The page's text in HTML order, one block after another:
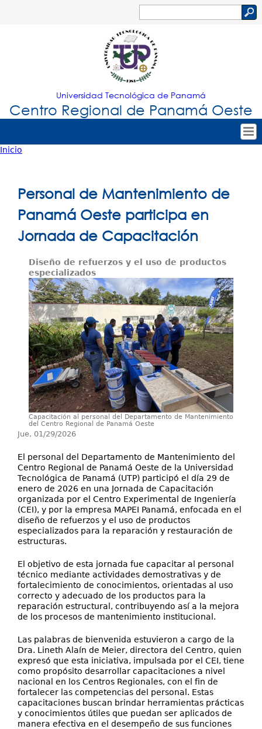
Jump to navigation
de
búsqueda
Universidad Tecnológica de Panamá
Centro Regional de Panamá Oeste
Tropical
Principal
Admisión
Oferta Académica
Estudiantes
Investigación
Servicios
está
aquí
Inicio
Personal de Mantenimiento de
Panamá Oeste participa en
Jornada de Capacitación
Diseño de refuerzos y el uso de productos
especializados
Capacitación al personal del Departamento de Mantenimiento
del Centro Regional de Panamá Oeste
Jue, 01/29/2026
El personal del Departamento de Mantenimiento del
Centro Regional de Panamá Oeste de la Universidad
Tecnológica de Panamá (UTP) participó el día 29 de
enero de 2026 en una Jornada de Capacitación
organizada por el Centro Experimental de Ingeniería
(CEI), y por la empresa MAPEI Panamá, enfocada en el
diseño de refuerzos y el uso de productos
especializados para la reparación y restauración de
estructuras.
El objetivo de esta jornada fue capacitar al personal
técnico mediante actividades demostrativas y de
fortalecimiento de conocimientos, orientadas al uso
correcto y adecuado de los productos para la
reparación estructural, contribuyendo así a la mejora
de los procesos de mantenimiento institucional.
Las palabras de bienvenida estuvieron a cargo de la
Dra. Lineth Alaín de Meier, directora del Centro, quien
expresó que esta iniciativa, impulsada por el CEI, tiene
como propósito desarrollar capacitaciones a nivel
nacional en los Centros Regionales, con el fin de
fortalecer las competencias del personal. Estas
capacitaciones buscan brindar herramientas prácticas
y conocimientos útiles que puedan ser aplicados de
manera efectiva en el desempeño de sus funciones